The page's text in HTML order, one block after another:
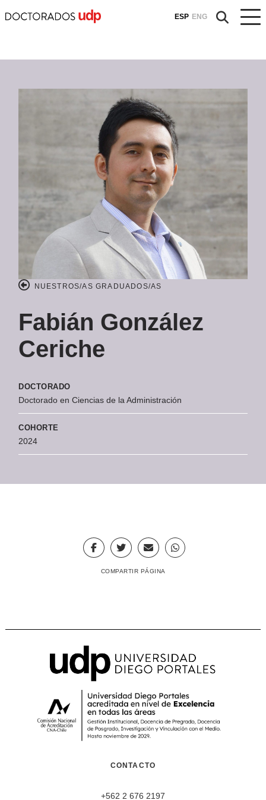
ESP ENG
NUESTROS/AS GRADUADOS/AS
Fabián González
Ceriche
DOCTORADO
Doctorado en Ciencias de la Administración
COHORTE
2024
COMPARTIR PÁGINA
CONTACTO
+562 2 676 2197